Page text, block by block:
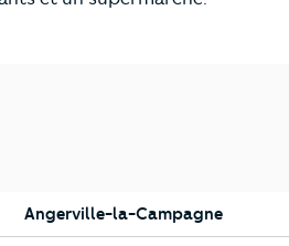
Angerville-la-Campagne